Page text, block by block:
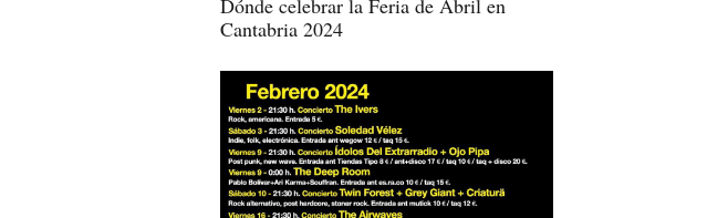
Dónde celebrar la Feria de Abril en
Cantabria 2024